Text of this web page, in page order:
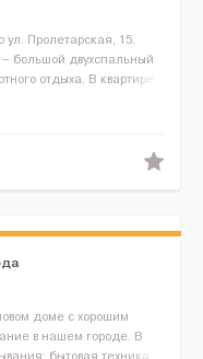
ул. Пролетарская, 15.
большой двухспальный
отдыха. В квартире
доме с хорошим
в нашем городе. В
бытовая техника,